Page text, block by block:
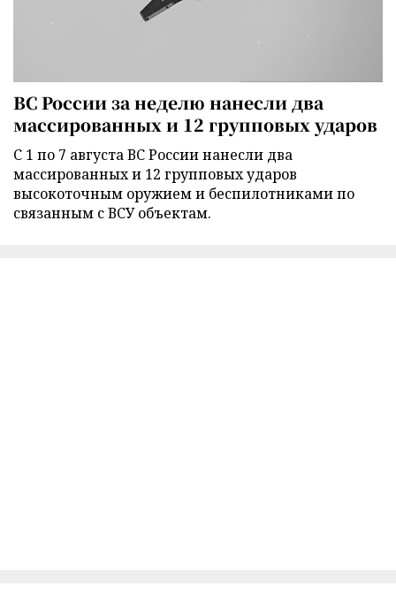
ВС России за неделю нанесли два
массированных и 12 групповых ударов
С 1 по 7 августа ВС России нанесли два
массированных и 12 групповых ударов
высокоточным оружием и беспилотниками по
связанным с ВСУ объектам.